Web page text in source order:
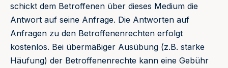
schickt dem Betroffenen über dieses Medium die
Antwort auf seine Anfrage. Die Antworten auf
Anfragen zu den Betroffenenrechten erfolgt
kostenlos. Bei übermäßiger Ausübung (z.B. starke
Häufung) der Betroffenenrechte kann eine Gebühr